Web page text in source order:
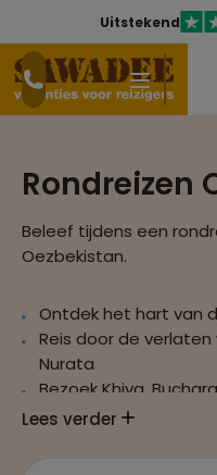
Uitstekend
Rondreizen
Beleef tijdens een
Oezbekistan.
Ontdek het hart van
Reis door de
Nurata
Bezoek Khiva,
Per groepsreis
Lees verder